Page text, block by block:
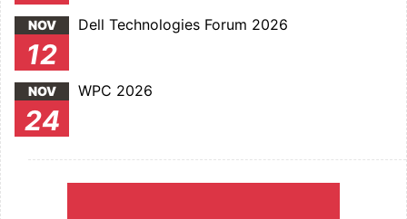
NOV
12
Dell Technologies Forum 2026
NOV
24
WPC 2026